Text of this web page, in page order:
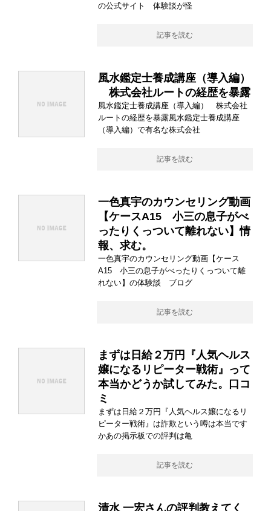
の公式サイト 体験談が怪
記事を読む
風水鑑定士養成講座（導入編）
株式会社ルートの経歴を暴露
風水鑑定士養成講座（導入編） 株式会社
ルートの経歴を暴露風水鑑定士養成講座
（導入編）で有名な株式会社
記事を読む
一色真宇のカウンセリング動画
【ケースA15 小三の息子がべ
ったりくっついて離れない】情
報、求む。
一色真宇のカウンセリング動画【ケース
A15 小三の息子がべったりくっついて離
れない】の体験談 ブログ
記事を読む
まずは日給２万円『人気ヘルス
嬢になるリピーター戦術』って
本当かどうか試してみた。口コ
ミ
まずは日給２万円『人気ヘルス嬢になるリ
ピーター戦術』は詐欺という噂は本当です
かあの掲示板での評判は亀
記事を読む
清水 一宏さんの評判教えてく